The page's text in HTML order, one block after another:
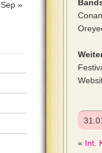
« Int.
Sep »